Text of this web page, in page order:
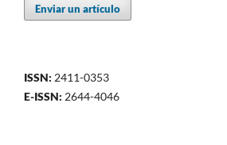
Enviar un artículo
ISSN: 2411-0353
E-ISSN: 2644-4046